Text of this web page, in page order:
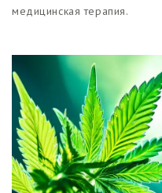
медицинская терапия.